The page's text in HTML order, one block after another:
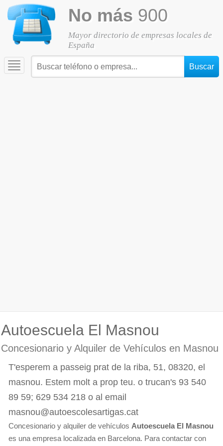
No más 900
Mayor directorio de empresas locales de
España
Toggle
navigation
Autoescuela El Masnou
Concesionario y Alquiler de Vehículos en Masnou
T'esperem a passeig prat de la riba, 51, 08320, el
masnou. Estem molt a prop teu. o trucan's 93 540
89 59; 629 534 218 o al email
masnou@autoescolesartigas.cat
Concesionario y alquiler de vehículos Autoescuela El Masnou
es una empresa localizada en Barcelona. Para contactar con